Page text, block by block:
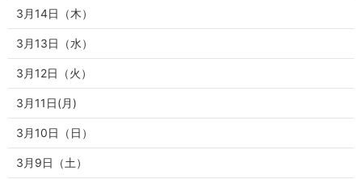
3月14日（木）
3月13日（水）
3月12日（火）
3月11日(月)
3月10日（日）
3月9日（土）